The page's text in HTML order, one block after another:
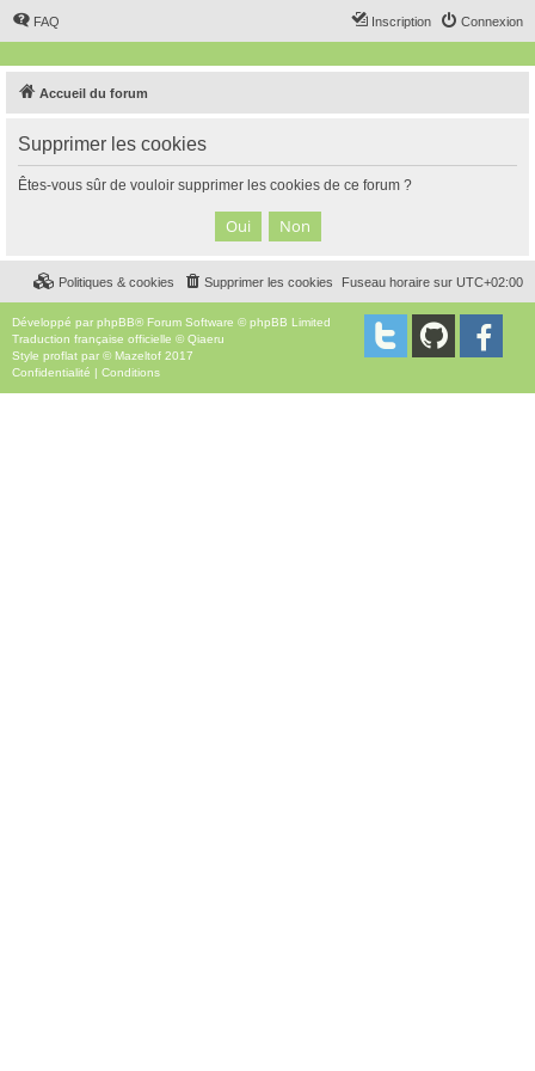
FAQ Connexion
Inscription
Accueil du forum
Supprimer les cookies
Êtes-vous sûr de vouloir supprimer les cookies de ce forum ?
Fuseau horaire sur UTC+02:00
Supprimer les cookies
Politiques & cookies
Développé par phpBB® Forum Software © phpBB Limited
Traduction française officielle ©Qiaeru
Style proflat par © Mazeltof 2017
Confidentialité | Conditions